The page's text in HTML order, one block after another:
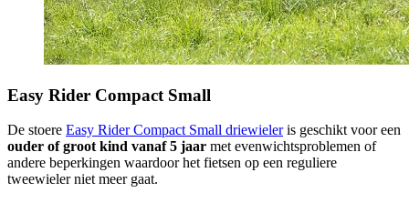
Easy Rider Compact Small
De stoere Easy Rider Compact Small driewieleris geschikt voor een
ouder of groot kind vanaf 5 jaar met evenwichtsproblemen of
andere beperkingen waardoor het fietsen op een reguliere
tweewieler niet meer gaat.